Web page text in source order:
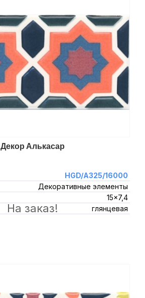
Декор Алькасар
HGD/A325/16000
Декоративные элементы
15x7,4
глянцевая
На заказ!